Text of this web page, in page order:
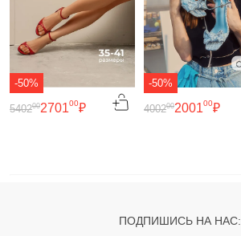
-50%
270100₽
540200
-50%
200100₽
400200
ПОДПИШИСЬ НА НАС: